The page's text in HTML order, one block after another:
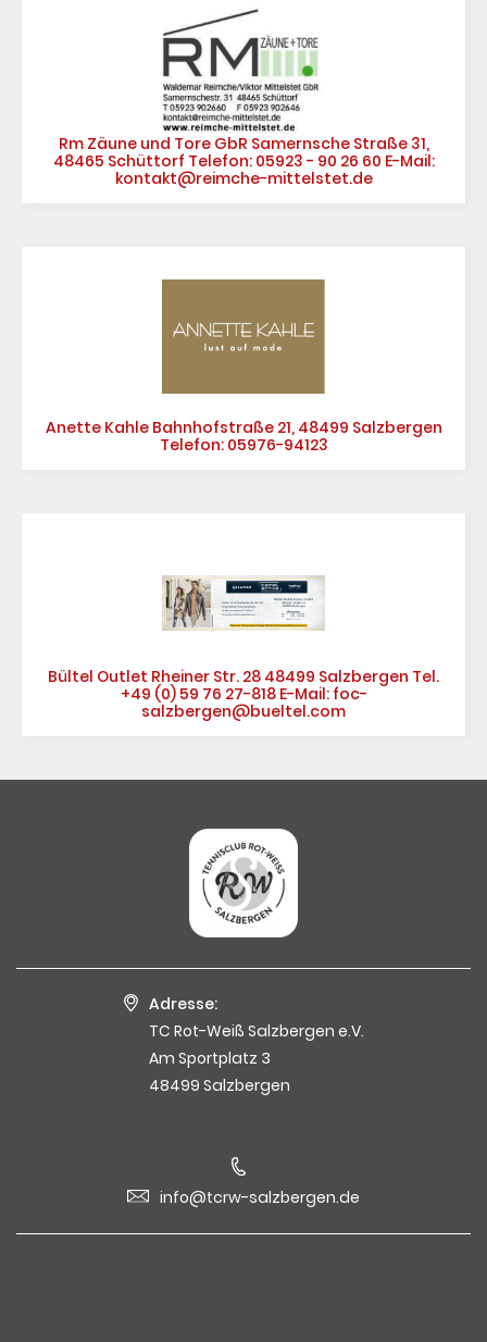
Rm Zäune und Tore GbR Samernsche Straße 31,
48465 Schüttorf Telefon: 05923 - 90 26 60 E-Mail:
kontakt@reimche-mittelstet.de
Anette Kahle Bahnhofstraße 21, 48499 Salzbergen
Telefon: 05976-94123
Bültel Outlet Rheiner Str. 28 48499 Salzbergen Tel.
+49 (0) 59 76 27-818 E-Mail: foc-
salzbergen@bueltel.com
Adresse:
TC Rot-Weiß Salzbergen e.V.
Am Sportplatz 3
48499 Salzbergen
info@tcrw-salzbergen.de